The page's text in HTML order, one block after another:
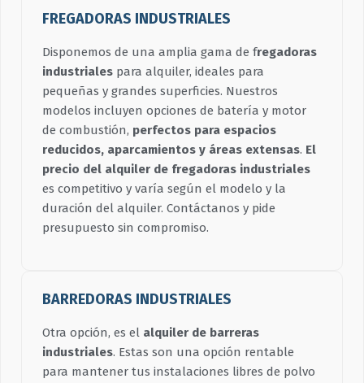
FREGADORAS INDUSTRIALES
Disponemos de una amplia gama de fregadoras
industriales para alquiler, ideales para
pequeñas y grandes superficies. Nuestros
modelos incluyen opciones de batería y motor
de combustión, perfectos para espacios
reducidos, aparcamientos y áreas extensas. El
precio del alquiler de fregadoras industriales
es competitivo y varía según el modelo y la
duración del alquiler. Contáctanos y pide
presupuesto sin compromiso.
BARREDORAS INDUSTRIALES
Otra opción, es el alquiler de barreras
industriales. Estas son una opción rentable
para mantener tus instalaciones libres de polvo